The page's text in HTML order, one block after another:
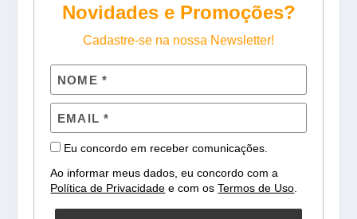
Novidades e Promoções?
Cadastre-se na nossa Newsletter!
Eu concordo em receber comunicações.
Ao informar meus dados, eu concordo com a
Política de Privacidade e com osTermos de Uso